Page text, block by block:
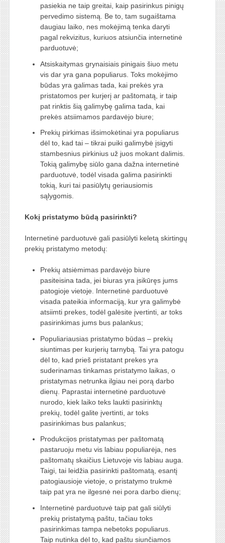
pasiekia ne taip greitai, kaip pasirinkus pinigų
pervedimo sistemą. Be to, tam sugaištama
daugiau laiko, nes mokėjimą tenka daryti
pagal rekvizitus, kuriuos atsiunčia internetinė
parduotuvė;
Atsiskaitymas grynaisiais pinigais šiuo metu
vis dar yra gana populiarus. Toks mokėjimo
būdas yra galimas tada, kai prekės yra
pristatomos per kurjerį ar paštomatą, ir taip
pat rinktis šią galimybę galima tada, kai
prekės atsiimamos pardavėjo biure;
Prekių pirkimas išsimokėtinai yra populiarus
dėl to, kad tai – tikrai puiki galimybė įsigyti
stambesnius pirkinius už juos mokant dalimis.
Tokią galimybę siūlo gana dažna internetinė
parduotuvė, todėl visada galima pasirinkti
tokią, kuri tai pasiūlytų geriausiomis
sąlygomis.
Kokį pristatymo būdą pasirinkti?
Internetinė parduotuvė gali pasiūlyti keletą skirtingų
prekių pristatymo metodų:
Prekių atsiėmimas pardavėjo biure
pasiteisina tada, jei biuras yra įsikūręs jums
patogioje vietoje. Internetinė parduotuvė
visada pateikia informaciją, kur yra galimybė
atsiimti prekes, todėl galėsite įvertinti, ar toks
pasirinkimas jums bus palankus;
Populiariausias pristatymo būdas – prekių
siuntimas per kurjerių tarnybą. Tai yra patogu
dėl to, kad prieš pristatant prekes yra
suderinamas tinkamas pristatymo laikas, o
pristatymas netrunka ilgiau nei porą darbo
dienų. Paprastai internetinė parduotuvė
nurodo, kiek laiko teks laukti pasirinktų
prekių, todėl galite įvertinti, ar toks
pasirinkimas bus palankus;
Produkcijos pristatymas per paštomatą
pastaruoju metu vis labiau populiarėja, nes
paštomatų skaičius Lietuvoje vis labiau auga.
Taigi, tai leidžia pasirinkti paštomatą, esantį
patogiausioje vietoje, o pristatymo trukmė
taip pat yra ne ilgesnė nei pora darbo dienų;
Internetinė parduotuvė taip pat gali siūlyti
prekių pristatymą paštu, tačiau toks
pasirinkimas tampa nebetoks populiarus.
Taip nutinka dėl to, kad paštu siunčiamos